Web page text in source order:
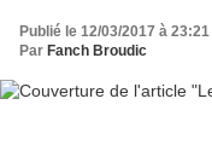
Publié le 12/03/2017 à 23:21
Par Fanch Broudic